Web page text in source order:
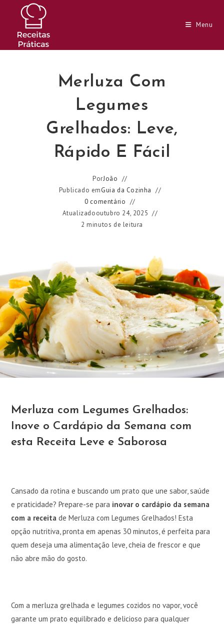
conteúdo
Menu
Merluza Com
Legumes
Grelhados: Leve,
Rápido E Fácil
PorJoão
Publicado emGuia da Cozinha
0 comentário
Atualizadooutubro 24, 2025
2 minutos de leitura
Merluza com Legumes Grelhados:
Inove o Cardápio da Semana com
esta Receita Leve e Saborosa
Cansado da rotina e buscando um prato que une sabor, saúde
e praticidade? Prepare-se para inovar o cardápio da semana
com a receita de Merluza com Legumes Grelhados! Esta
opção nutritiva, pronta em apenas 30 minutos, é perfeita para
quem deseja uma alimentação leve, cheia de frescor e que
não abre mão do gosto.
Com a merluza grelhada e legumes cozidos no vapor, você
garante um prato equilibrado e delicioso para qualquer